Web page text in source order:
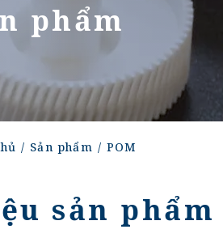
phẩm
/ Sản phẩm / POM
sản phẩm